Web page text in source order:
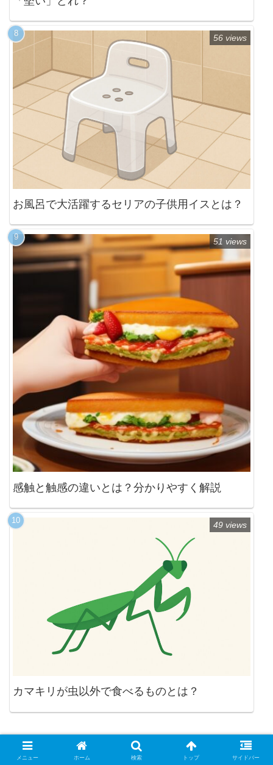
お風呂で大活躍するセリアの子供用イスとは？
56 views
感触と触感の違いとは？分かりやすく解説
51 views
カマキリが虫以外で食べるものとは？
49 views
カテゴリー
メニュー ホーム 検索 トップ サイドバー